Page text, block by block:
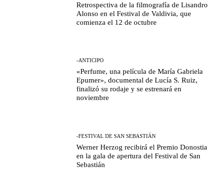
Retrospectiva de la filmografía de Lisandro
Alonso en el Festival de Valdivia, que
comienza el 12 de octubre
-ANTICIPO
«Perfume, una película de María Gabriela
Epumer», documental de Lucía S. Ruiz,
finalizó su rodaje y se estrenará en
noviembre
-FESTIVAL DE SAN SEBASTIÁN
Werner Herzog recibirá el Premio Donostia
en la gala de apertura del Festival de San
Sebastián